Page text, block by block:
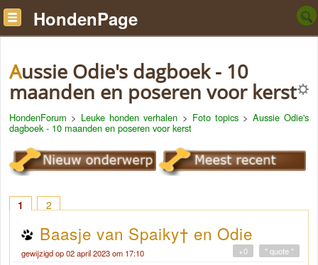
HondenPage
Aussie Odie's dagboek - 10
maanden en poseren voor kerst
HondenForum > Leuke honden verhalen > Foto topics> Aussie Odie's
dagboek - 10 maanden en poseren voor kerst
1 2
Baasje van Spaiky† en Odie
gewijzigd op 02 april 2023 om 17:10 " quote "
+0